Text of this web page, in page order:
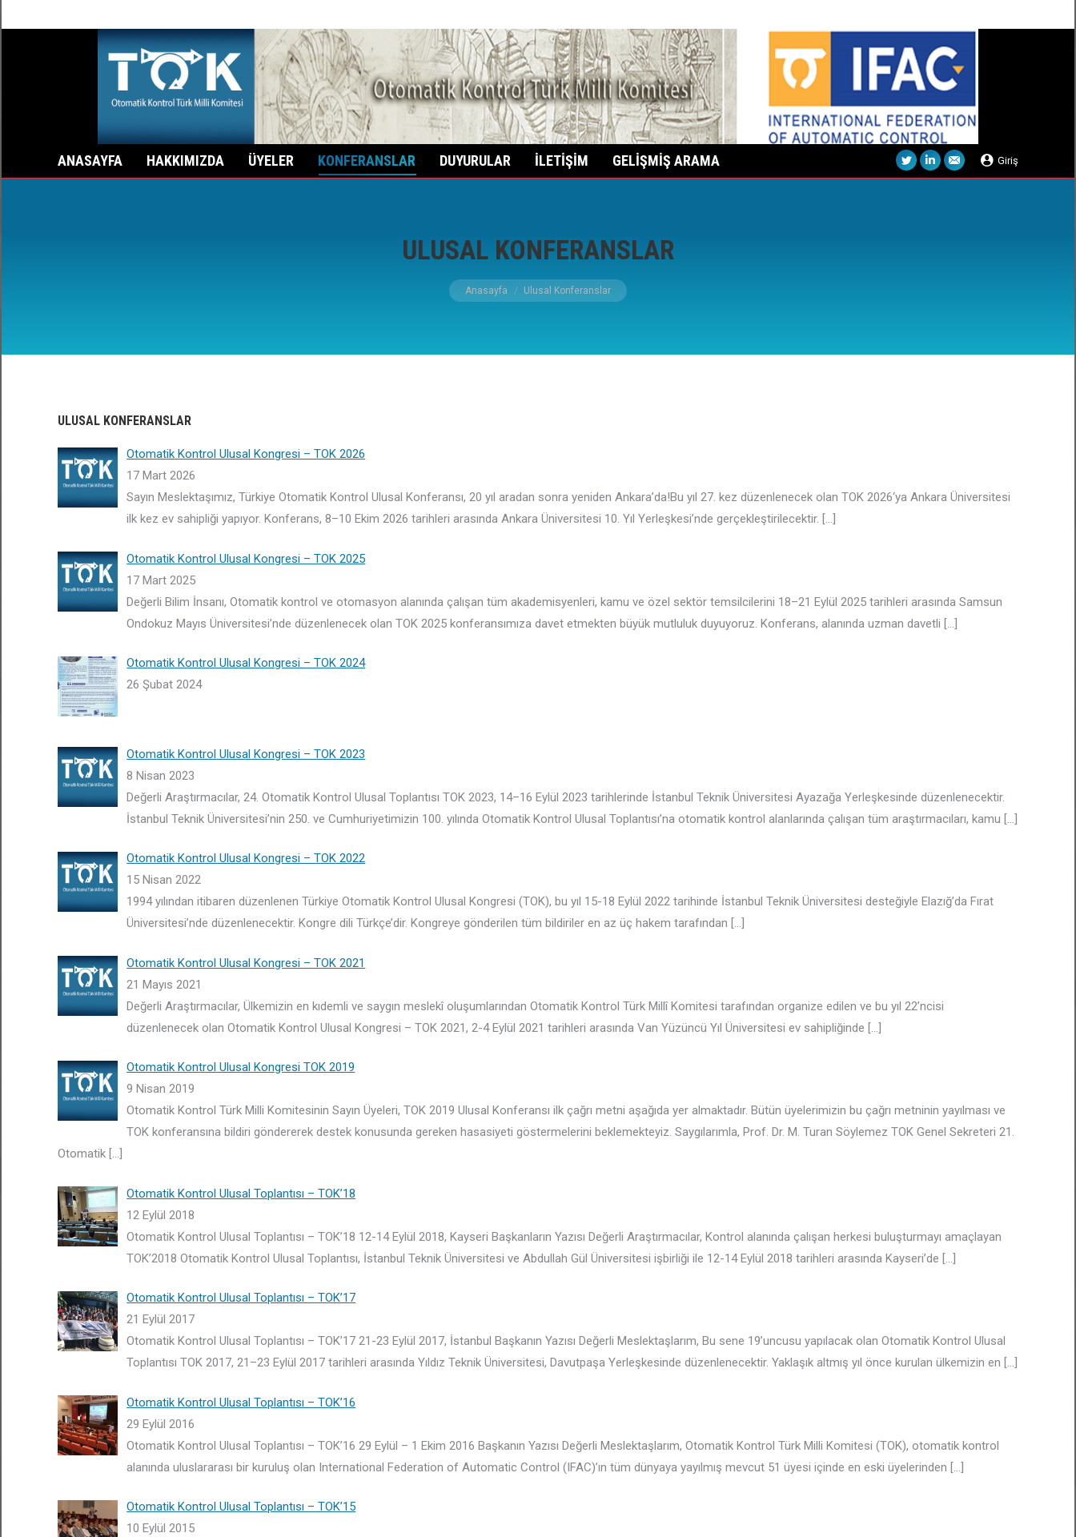
ANASAYFA HAKKIMIZDA ÜYELER KONFERANSLAR DUYURULAR İLETİŞİM GELİŞMİŞ ARAMA TwitterLinkedin
Mail
Giriş
ULUSAL KONFERANSLAR
Buradasınız:
Anasayfa Ulusal Konferanslar
ULUSAL KONFERANSLAR
Otomatik Kontrol Ulusal Kongresi – TOK 2026
17 Mart 2026
Sayın Meslektaşımız, Türkiye Otomatik Kontrol Ulusal Konferansı, 20 yıl aradan sonra yeniden Ankara’da!Bu yıl 27. kez düzenlenecek olan TOK 2026‘ya Ankara Üniversitesi
ilk kez ev sahipliği yapıyor. Konferans, 8–10 Ekim 2026 tarihleri arasında Ankara Üniversitesi 10. Yıl Yerleşkesi’nde gerçekleştirilecektir. […]
Otomatik Kontrol Ulusal Kongresi – TOK 2025
17 Mart 2025
Değerli Bilim İnsanı, Otomatik kontrol ve otomasyon alanında çalışan tüm akademisyenleri, kamu ve özel sektör temsilcilerini 18–21 Eylül 2025 tarihleri arasında Samsun
Ondokuz Mayıs Üniversitesi’nde düzenlenecek olan TOK 2025 konferansımıza davet etmekten büyük mutluluk duyuyoruz. Konferans, alanında uzman davetli […]
Otomatik Kontrol Ulusal Kongresi – TOK 2024
26 Şubat 2024
Otomatik Kontrol Ulusal Kongresi – TOK 2023
8 Nisan 2023
Değerli Araştırmacılar, 24. Otomatik Kontrol Ulusal Toplantısı TOK 2023, 14–16 Eylül 2023 tarihlerinde İstanbul Teknik Üniversitesi Ayazağa Yerleşkesinde düzenlenecektir.
İstanbul Teknik Üniversitesi’nin 250. ve Cumhuriyetimizin 100. yılında Otomatik Kontrol Ulusal Toplantısı’na otomatik kontrol alanlarında çalışan tüm araştırmacıları, kamu […]
Otomatik Kontrol Ulusal Kongresi – TOK 2022
15 Nisan 2022
1994 yılından itibaren düzenlenen Türkiye Otomatik Kontrol Ulusal Kongresi (TOK), bu yıl 15-18 Eylül 2022 tarihinde İstanbul Teknik Üniversitesi desteğiyle Elazığ’da Fırat
Üniversitesi’nde düzenlenecektir. Kongre dili Türkçe’dir. Kongreye gönderilen tüm bildiriler en az üç hakem tarafından […]
Otomatik Kontrol Ulusal Kongresi – TOK 2021
21 Mayıs 2021
Değerli Araştırmacılar, Ülkemizin en kıdemli ve saygın meslekî oluşumlarından Otomatik Kontrol Türk Millî Komitesi tarafından organize edilen ve bu yıl 22’ncisi
düzenlenecek olan Otomatik Kontrol Ulusal Kongresi – TOK 2021, 2-4 Eylül 2021 tarihleri arasında Van Yüzüncü Yıl Üniversitesi ev sahipliğinde […]
Otomatik Kontrol Ulusal Kongresi TOK 2019
9 Nisan 2019
Otomatik Kontrol Türk Milli Komitesinin Sayın Üyeleri, TOK 2019 Ulusal Konferansı ilk çağrı metni aşağıda yer almaktadır. Bütün üyelerimizin bu çağrı metninin yayılması ve
TOK konferansına bildiri göndererek destek konusunda gereken hasasiyeti göstermelerini beklemekteyiz. Saygılarımla, Prof. Dr. M. Turan Söylemez TOK Genel Sekreteri 21.
Otomatik […]
Otomatik Kontrol Ulusal Toplantısı – TOK’18
12 Eylül 2018
Otomatik Kontrol Ulusal Toplantısı – TOK’18 12-14 Eylül 2018, Kayseri Başkanların Yazısı Değerli Araştırmacılar, Kontrol alanında çalışan herkesi buluşturmayı amaçlayan
TOK’2018 Otomatik Kontrol Ulusal Toplantısı, İstanbul Teknik Üniversitesi ve Abdullah Gül Üniversitesi işbirliği ile 12-14 Eylül 2018 tarihleri arasında Kayseri’de […]
Otomatik Kontrol Ulusal Toplantısı – TOK’17
21 Eylül 2017
Otomatik Kontrol Ulusal Toplantısı – TOK’17 21-23 Eylül 2017, İstanbul Başkanın Yazısı Değerli Meslektaşlarım, Bu sene 19’uncusu yapılacak olan Otomatik Kontrol Ulusal
Toplantısı TOK 2017, 21–23 Eylül 2017 tarihleri arasında Yıldız Teknik Üniversitesi, Davutpaşa Yerleşkesinde düzenlenecektir. Yaklaşık altmış yıl önce kurulan ülkemizin en […]
Otomatik Kontrol Ulusal Toplantısı – TOK’16
29 Eylül 2016
Otomatik Kontrol Ulusal Toplantısı – TOK’16 29 Eylül – 1 Ekim 2016 Başkanın Yazısı Değerli Meslektaşlarım, Otomatik Kontrol Türk Milli Komitesi (TOK), otomatik kontrol
alanında uluslararası bir kuruluş olan International Federation of Automatic Control (IFAC)’ın tüm dünyaya yayılmış mevcut 51 üyesi içinde en eski üyelerinden […]
Otomatik Kontrol Ulusal Toplantısı – TOK’15
10 Eylül 2015